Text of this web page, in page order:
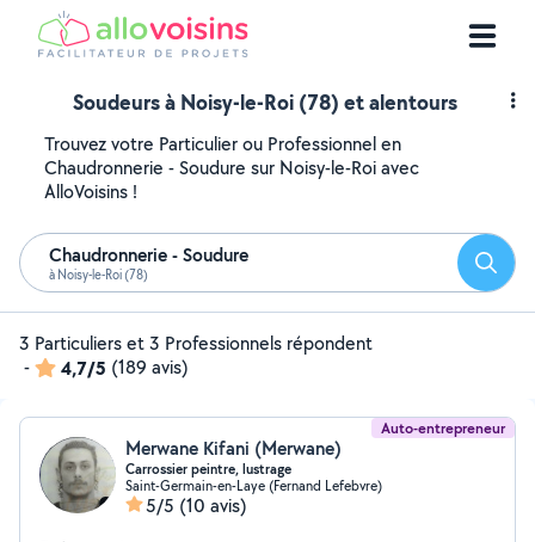
Soudeurs à Noisy-le-Roi (78) et alentours
Trouvez votre Particulier ou Professionnel en
Chaudronnerie - Soudure sur Noisy-le-Roi avec
AlloVoisins !
Chaudronnerie - Soudure
à Noisy-le-Roi (78)
3 Particuliers et 3 Professionnels répondent
-
4,7/5 (189 avis)
Auto-entrepreneur
Merwane Kifani (Merwane)
Carrossier peintre, lustrage
Saint-Germain-en-Laye (Fernand Lefebvre)
5/5 (10 avis)